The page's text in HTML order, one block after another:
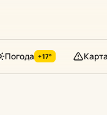
Погода +17°